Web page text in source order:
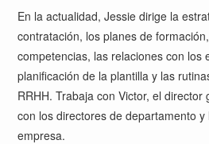
En la actualidad, Jessie dirige la
contratación, los planes de
competencias, las relaciones con los
planificación de la plantilla y las
RRHH. Trabaja con Victor, el
con los directores de departamento
empresa.